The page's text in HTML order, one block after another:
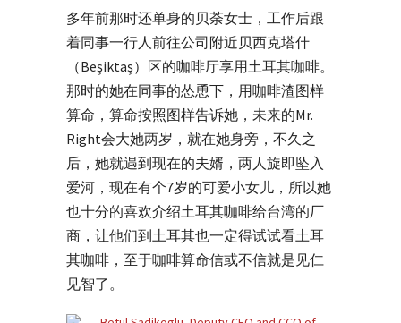
多年前那时还单身的贝荼女士，工作后跟
着同事一行人前往公司附近贝西克塔什
（Beşiktaş）区的咖啡厅享用土耳其咖啡。
那时的她在同事的怂恿下，用咖啡渣图样
算命，算命按照图样告诉她，未来的Mr.
Right会大她两岁，就在她身旁，不久之
后，她就遇到现在的夫婿，两人旋即坠入
爱河，现在有个7岁的可爱小女儿，所以她
也十分的喜欢介绍土耳其咖啡给台湾的厂
商，让他们到土耳其也一定得试试看土耳
其咖啡，至于咖啡算命信或不信就是见仁
见智了。